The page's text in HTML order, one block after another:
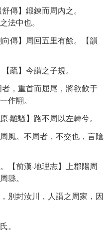
傳】鍛錬而周內之。
法中也。
傳】周回五里有餘。【韻
疏】今謂之子規。
，重首而屈尾，將欲飮于
作翢。
·離騷】路不周以左轉兮。
風。不周者，不交也，言隂
【前漢·地理志】上郡陽周
縣。
別封汝川，人謂之周家，因
。